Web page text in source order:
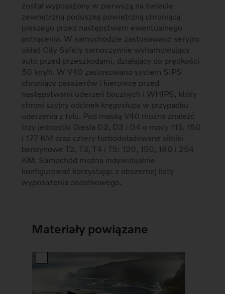
został wyposażony w pierwszą na świecie
zewnętrzną poduszkę powietrzną chroniącą
pieszego przed następstwem ewentualnego
potrącenia. W samochodzie zastosowano seryjny
układ City Safety samoczynnie wyhamowujący
auto przed przeszkodami, działający do prędkości
50 km/h. W V40 zastosowano system SIPS
chroniący pasażerów i kierowcę przed
następstwami uderzeń bocznych i WHIPS, który
chroni szyjny odcinek kręgosłupa w przypadku
uderzenia z tyłu. Pod maską V40 można znaleźć
trzy jednostki Diesla D2, D3 i D4 o mocy 115, 150
i 177 KM oraz cztery turbodoładowane silniki
benzynowe T2, T3, T4 i T5: 120, 150, 180 i 254
KM. Samochód można indywidualnie
konfigurować korzystając z obszernej listy
wyposażenia dodatkowego.
Materiały powiązane